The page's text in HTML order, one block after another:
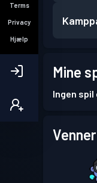
Terms
Privacy
Hjælp
Mine
Ingen spil